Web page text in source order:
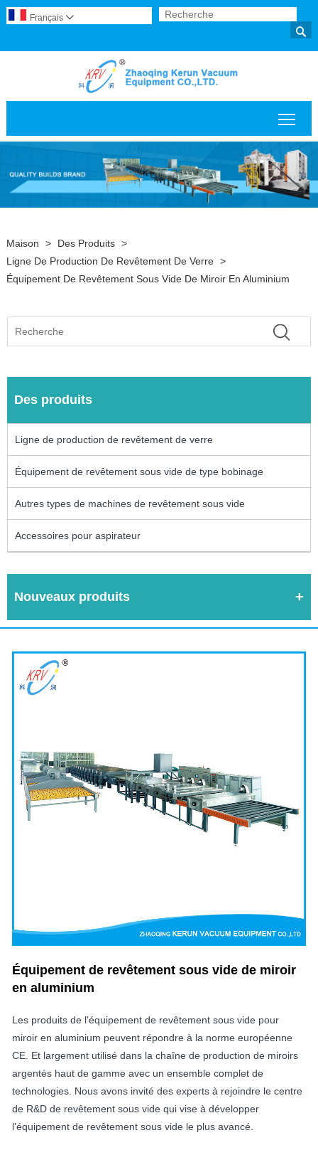

Français 
Maison > Des Produits >
Ligne De Production De Revêtement De Verre >
Équipement De Revêtement Sous Vide De Miroir En Aluminium
Des produits
Ligne de production de revêtement de verre
Équipement de revêtement sous vide de type bobinage
Autres types de machines de revêtement sous vide
Accessoires pour aspirateur
Nouveaux produits
Équipement de revêtement sous vide de miroir
en aluminium
Les produits de l'équipement de revêtement sous vide pour
miroir en aluminium peuvent répondre à la norme européenne
CE. Et largement utilisé dans la chaîne de production de miroirs
argentés haut de gamme avec un ensemble complet de
technologies. Nous avons invité des experts à rejoindre le centre
de R&D de revêtement sous vide qui vise à développer
l'équipement de revêtement sous vide le plus avancé.